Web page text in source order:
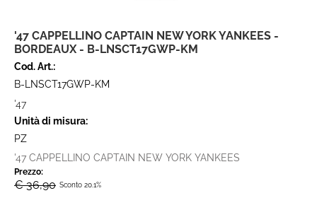
'47 CAPPELLINO CAPTAIN NEW YORK YANKEES -
BORDEAUX - B-LNSCT17GWP-KM
Cod. Art.:
B-LNSCT17GWP-KM
'47
Unità di misura:
PZ
'47 CAPPELLINO CAPTAIN NEW YORK YANKEES
Prezzo:
€ 36,90 Sconto 20.1%